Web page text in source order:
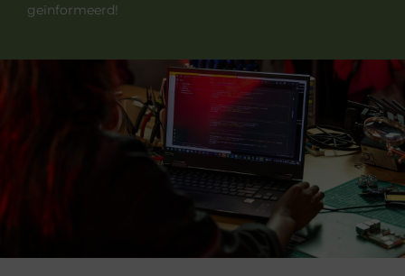
geïnformeerd!